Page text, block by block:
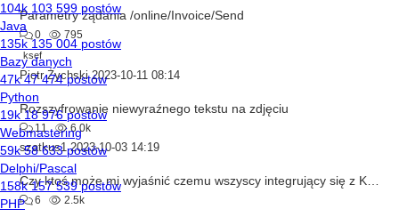
Parametry żądania /online/Invoice/Send
0
795
ksef
Piotr Żychski 2023-10-11 08:14
Rozszyfrowanie niewyraźnego tekstu na zdjęciu
11 6.0k
szatkus1 2023-10-03 14:19
6
2.5k